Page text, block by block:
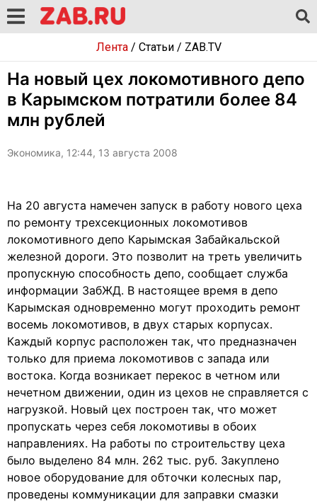
Лента/ Статьи/ ZAB.TV
На новый цех локомотивного депо
в Карымском потратили более 84
млн рублей
Экономика, 12:44, 13 августа 2008
На 20 августа намечен запуск в работу нового цеха
по ремонту трехсекционных локомотивов
локомотивного депо Карымская Забайкальской
железной дороги. Это позволит на треть увеличить
пропускную способность депо, сообщает служба
информации ЗабЖД. В настоящее время в депо
Карымская одновременно могут проходить ремонт
восемь локомотивов, в двух старых корпусах.
Каждый корпус расположен так, что предназначен
только для приема локомотивов с запада или
востока. Когда возникает перекос в четном или
нечетном движении, один из цехов не справляется с
нагрузкой. Новый цех построен так, что может
пропускать через себя локомотивы в обоих
направлениях. На работы по строительству цеха
было выделено 84 млн. 262 тыс. руб. Закуплено
новое оборудование для обточки колесных пар,
проведены коммуникации для заправки смазки